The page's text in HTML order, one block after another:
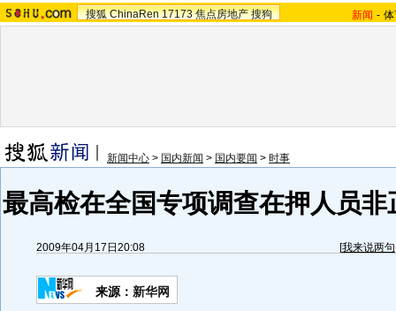
搜狐 ChinaRen 17173 焦点房地产 搜狗 新闻 -
新闻中心 > 国内新闻 > 国内要闻 > 时事
最高检在全国专项调查在押人员非
2009年04月17日20:08 [我来说两句
来源： 新华网